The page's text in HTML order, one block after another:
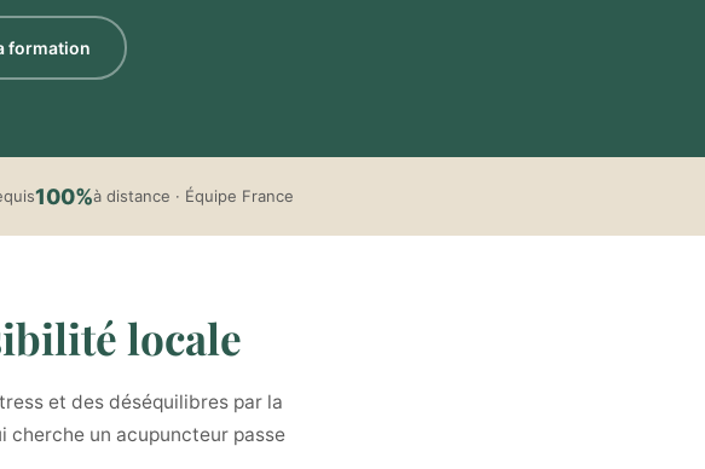
formation
100%à distance · Équipe France
locale
et des déséquilibres par la
cherche un acupuncteur passe